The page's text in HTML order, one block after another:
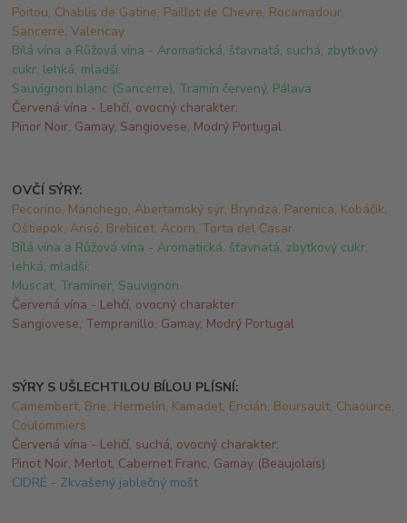
Poitou, Chablis de Gatine, Paillot de Chevre, Rocamadour,
Sancerre, Valencay
Bílá vína a Růžová vína -Aromatická, šťavnatá, suchá, zbytkový
cukr, lehká, mladší:
Sauvignon blanc (Sancerre), Tramín červený, Pálava
Červená vína - Lehčí, ovocný charakter:
Pinor Noir, Gamay, Sangiovese, Modrý Portugal
OVČÍ SÝRY:
Pecorino, Manchego, Abertamský sýr, Bryndza, Parenica, Kobáčik,
Oštiepok, Ansó, Brebicet, Acorn, Torta del Casar
Bílá vína a Růžová vína -Aromatická, šťavnatá, zbytkový cukr,
lehká, mladší:
Muscat, Traminer, Sauvignon
Červená vína - Lehčí, ovocný charakter:
Sangiovese, Tempranillo, Gamay, Modrý Portugal
SÝRY S UŠLECHTILOU BÍLOU PLÍSNÍ:
Camembert, Brie, Hermelín, Kamadet, Encián, Boursault, Chaource,
Coulommiers
Červená vína - Lehčí, suchá, ovocný charakter:
Pinot Noir, Merlot, Cabernet Franc, Gamay (Beaujolais)
CIDRÉ - Zkvašený jablečný mošt